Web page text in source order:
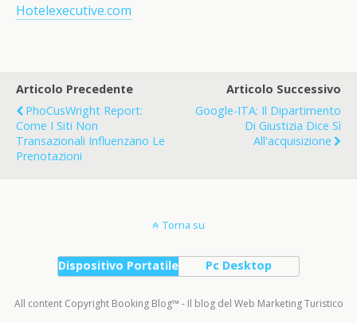
Hotelexecutive.com
Articolo Precedente
PhoCusWright Report:
Come I Siti Non
Transazionali Influenzano Le
Prenotazioni
Articolo Successivo
Google-ITA: Il Dipartimento
Di Giustizia Dice Sì
All'acquisizione
Torna su
Dispositivo Portatile Pc Desktop
All content Copyright Booking Blog™ - Il blog del Web Marketing Turistico